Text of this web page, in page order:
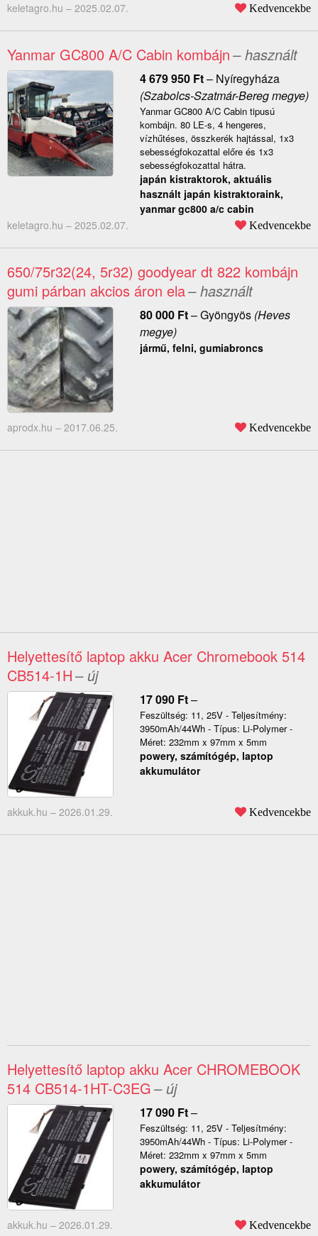
keletagro.hu – 2025.02.07. Kedvencekbe
Yanmar GC800 A/C Cabin kombájn– használt
4 679 950 Ft– Nyíregyháza
(Szabolcs-Szatmár-Bereg megye)
Yanmar GC800 A/C Cabin tipusú
kombájn. 80 LE-s, 4 hengeres,
vízhűtéses, összkerék hajtással, 1x3
sebességfokozattal előre és 1x3
sebességfokozattal hátra.
japán kistraktorok, aktuális
használt japán kistraktoraink,
yanmar gc800 a/c cabin
keletagro.hu – 2025.02.07. Kedvencekbe
650/75r32(24, 5r32) goodyear dt 822 kombájn
gumi párban akcios áron ela– használt
80 000 Ft–Gyöngyös(Heves
megye)
jármű, felni, gumiabroncs
aprodx.hu – 2017.06.25. Kedvencekbe
Helyettesítő laptop akku Acer Chromebook 514
CB514-1H– új
17 090 Ft–
Feszültség: 11, 25V - Teljesítmény:
3950mAh/44Wh - Típus: Li-Polymer -
Méret: 232mm x 97mm x 5mm
powery, számítógép, laptop
akkumulátor
akkuk.hu – 2026.01.29. Kedvencekbe
Helyettesítő laptop akku Acer CHROMEBOOK
514 CB514-1HT-C3EG– új
17 090 Ft–
Feszültség: 11, 25V - Teljesítmény:
3950mAh/44Wh - Típus: Li-Polymer -
Méret: 232mm x 97mm x 5mm
powery, számítógép, laptop
akkumulátor
akkuk.hu – 2026.01.29. Kedvencekbe